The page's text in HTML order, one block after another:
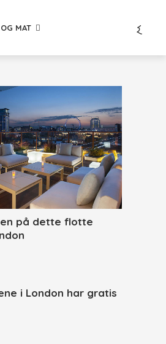
MAT
på dette flotte
i London har gratis